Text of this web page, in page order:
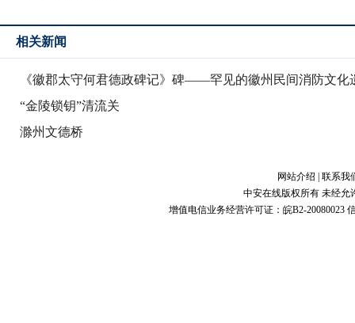
相关新闻
《徽郡太守何君德政碑记》碑——罕见的徽州民间消防文化
“金陵锁钥”清流关
滁州文德桥
网站介绍
联系我
中安在线版权所有 未经
增值电信业务经营许可证：皖B2-20080023